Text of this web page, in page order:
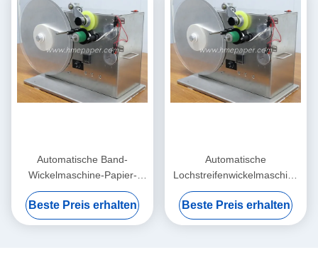
Automatische Band-
Wickelmaschine-Papier-
Rollenwickelmaschine
Beste Preis erhalten
Automatische
Lochstreifenwickelmaschine
80cm x 45cm x 55cm
Beste Preis erhalten